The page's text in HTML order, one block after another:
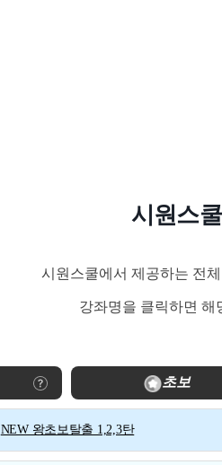
시원스
시원스쿨에서 제공하는 전
강좌명을 클릭하면 해
초보
NEW 왕초보탈출 1,2,3탄